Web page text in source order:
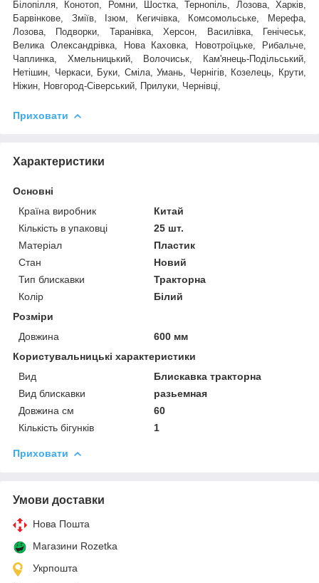
Білопілля, Конотоп, Ромни, Шостка, Тернопіль, Лозова, Харків,
Барвінкове, Зміїв, Ізюм, Кегичівка, Комсомольське, Мерефа,
Лозова, Подворки, Таранівка, Херсон, Василівка, Генічеськ,
Велика Олександрівка, Нова Каховка, Новотроїцьке, Рибальче,
Чаплинка, Хмельницький, Волочиськ, Кам'янець-Подільський,
Нетішин, Черкаси, Буки, Сміла, Умань, Чернігів, Козелець, Крути,
Ніжин, Новгород-Сіверський, Прилуки, Чернівці,
Приховати
Характеристики
Основні
Країна виробник
Китай
Кількість в упаковці
25 шт.
Матеріал
Пластик
Стан
Новий
Тип блискавки
Тракторна
Колір
Білий
Розміри
Довжина
600 мм
Користувальницькі характеристики
Вид
Блискавка тракторна
Вид блискавки
разьемная
Довжина см
60
Кількість бігунків
1
Приховати
Умови доставки
Нова Пошта
Магазини Rozetka
Укрпошта